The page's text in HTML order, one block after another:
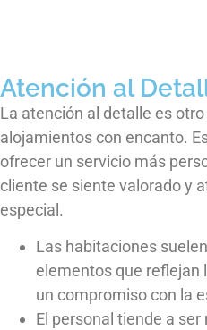
Atención al
La atención al detalle es
alojamientos con encanto.
ofrecer un servicio más
cliente se siente valorado y
especial.
Las habitaciones
elementos que reflejan
un compromiso con la
El personal tiende a